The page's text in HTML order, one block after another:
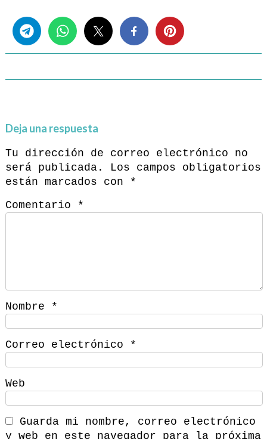
Deja una respuesta
Tu dirección de correo electrónico no
será publicada.
Los campos obligatorios
están marcados con
*
Comentario
*
Nombre *
Correo electrónico *
Web
Guarda mi nombre, correo electrónico
y web en este navegador para la próxima